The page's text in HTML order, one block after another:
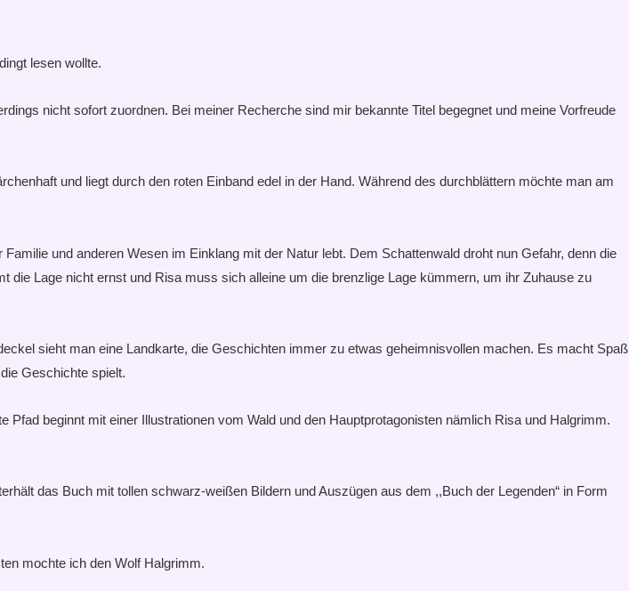
lesen wollte.
nicht sofort zuordnen. Bei meiner Recherche sind mir bekannte Titel begegnet und meine Vorfreude
und liegt durch den roten Einband edel in der Hand. Während des durchblättern möchte man am
und anderen Wesen im Einklang mit der Natur lebt. Dem Schattenwald droht nun Gefahr, denn die
Lage nicht ernst und Risa muss sich alleine um die brenzlige Lage kümmern, um ihr Zuhause zu
sieht man eine Landkarte, die Geschichten immer zu etwas geheimnisvollen machen. Es macht Spaß
Geschichte spielt.
beginnt mit einer Illustrationen vom Wald und den Hauptprotagonisten nämlich Risa und Halgrimm.
das Buch mit tollen schwarz-weißen Bildern und Auszügen aus dem ,,Buch der Legenden“ in Form
mochte ich den Wolf Halgrimm.